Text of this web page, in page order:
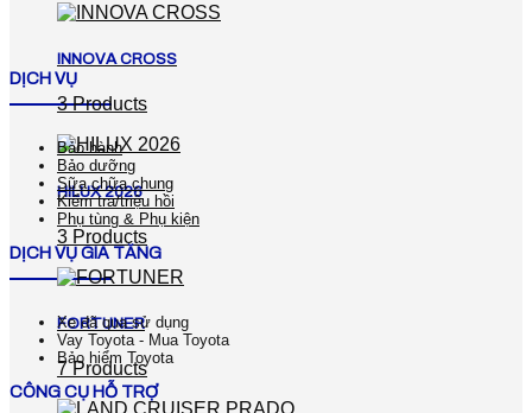
INNOVA CROSS
3 Products
HILUX 2026
3 Products
FORTUNER
7 Products
DỊCH VỤ
Bảo hành
Bảo dưỡng
Sữa chữa chung
Kiểm tra/triệu hồi
Phụ tùng & Phụ kiện
DỊCH VỤ GIA TĂNG
Xe đã qua sử dụng
Vay Toyota - Mua Toyota
Bảo hiểm Toyota
CÔNG CỤ HỖ TRỢ